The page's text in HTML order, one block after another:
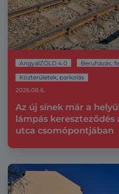
AngyalZÖLD 4.0
Beruházás,
Közterületek, parkolás
Az új sínek már a
lámpás kereszteződés
utca csomópontjában
2026.08.6.